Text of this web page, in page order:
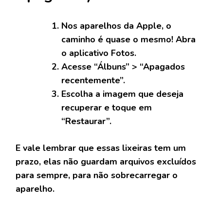
Nos aparelhos da Apple, o
caminho é quase o mesmo! Abra
o aplicativo Fotos.
Acesse “Álbuns” > “Apagados
recentemente”.
Escolha a imagem que deseja
recuperar e toque em
“Restaurar”.
E vale lembrar que essas lixeiras tem um
prazo, elas não guardam arquivos excluídos
para sempre, para não sobrecarregar o
aparelho.